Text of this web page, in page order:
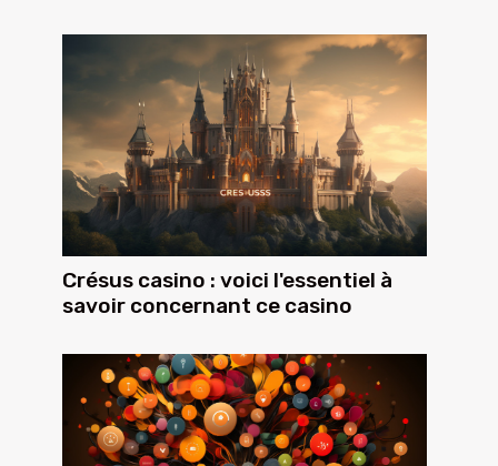
Crésus casino : voici l'essentiel à
savoir concernant ce casino